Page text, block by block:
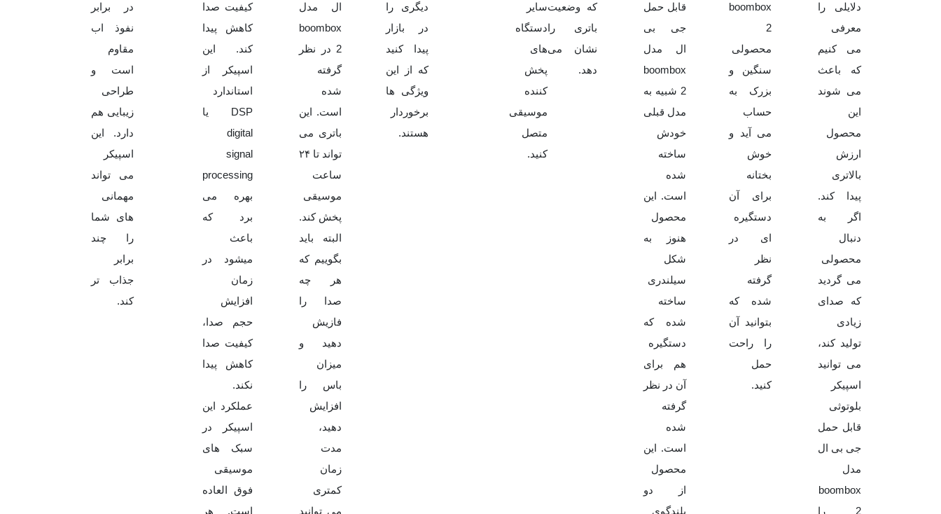
دلایلی را
معرفی
می کنیم
که باعث
می شوند
این
محصول
ارزش
بالاتری
پیدا کند.
اگر به
دنبال
محصولی
می گردید
که صدای
زیادی
تولید کند،
می توانید
اسپیکر
بلوتوثی
قابل حمل
جی بی ال
مدل
boombox
2 را
boombox
2
محصولی
سنگین و
بزرک به
حساب
می آید و
خوش
بختانه
برای آن
دستگیره
ای در
نظر
گرفته
شده که
بتوانید آن
را راحت
حمل
کنید.
قابل حمل
جی بی
ال مدل
boombox
2 شبیه به
مدل قبلی
خودش
ساخته
شده
است. این
محصول
هنوز به
شکل
سیلندری
ساخته
شده که
دستگیره
هم برای
آن در نظر
گرفته
شده
است. این
محصول
از دو
بلندگوی
که وضعیت
باتری را
نشان می
دهد.
سایر
دستگاه
های
پخش
کننده
موسیقی
متصل
کنید.
دیگری را
در بازار
پیدا کنید
که از این
ویژگی ها
برخوردار
هستند.
ال مدل
boombox
2 در نظر
گرفته
شده
است. این
باتری می
تواند تا ۲۴
ساعت
موسیقی
پخش کند.
البته باید
بگوییم که
هر چه
صدا را
فازیش
دهید و
میزان
باس را
افزایش
دهید،
مدت
زمان
کمتری
می توانید
کیفیت صدا
کاهش پیدا
کند. این
اسپیکر از
استاندارد
DSP یا
digital
signal
processing
بهره می
برد که
باعث
میشود در
زمان
افزایش
حجم صدا،
کیفیت صدا
کاهش پیدا
نکند.
عملکرد این
اسپیکر در
سبک های
موسیقی
فوق العاده
است. هر
در برابر
نفوذ اب
مقاوم
است و
طراحی
زیبایی هم
دارد. این
اسپیکر
می تواند
مهمانی
های شما
را چند
برابر
جذاب تر
کند.